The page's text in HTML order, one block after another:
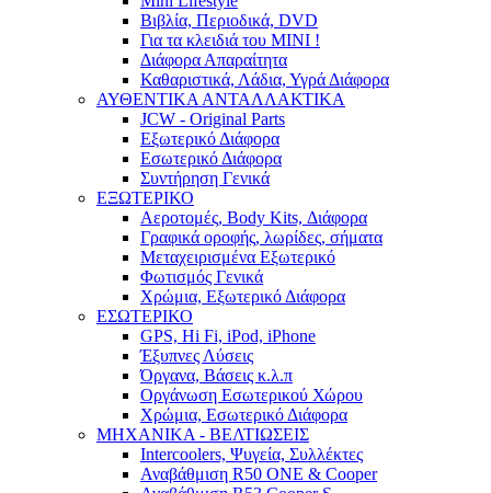
Βιβλία, Περιοδικά, DVD
Για τα κλειδιά του MINI !
Διάφορα Απαραίτητα
Καθαριστικά, Λάδια, Υγρά Διάφορα
ΑΥΘΕΝΤΙΚΑ ΑΝΤΑΛΛΑΚΤΙΚΑ
JCW - Original Parts
Εξωτερικό Διάφορα
Εσωτερικό Διάφορα
Συντήρηση Γενικά
ΕΞΩΤΕΡΙΚΟ
Αεροτομές, Body Kits, Διάφορα
Γραφικά οροφής, λωρίδες, σήματα
Μεταχειρισμένα Εξωτερικό
Φωτισμός Γενικά
Χρώμια, Εξωτερικό Διάφορα
ΕΣΩΤΕΡΙΚΟ
GPS, Hi Fi, iPod, iPhone
Έξυπνες Λύσεις
Όργανα, Βάσεις κ.λ.π
Οργάνωση Εσωτερικού Χώρου
Χρώμια, Εσωτερικό Διάφορα
ΜΗΧΑΝΙΚΑ - ΒΕΛΤΙΩΣΕΙΣ
Intercoolers, Ψυγεία, Συλλέκτες
Αναβάθμιση R50 ONE & Cooper